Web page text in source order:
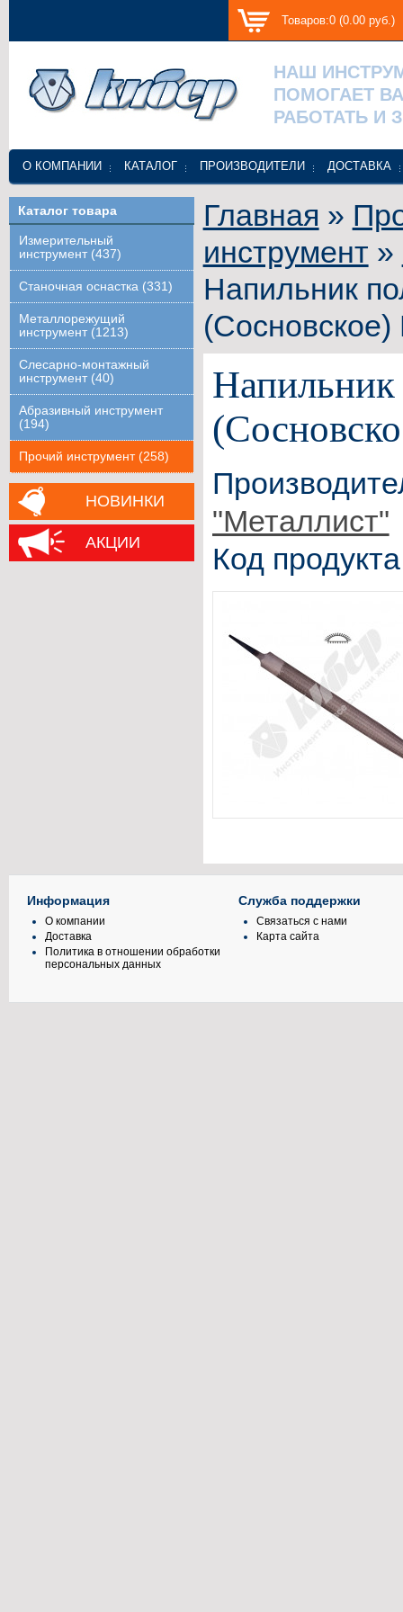
Товаров:0 (0.00 руб.)
НАШ
ПОМОГАЕТ
РАБОТАТЬ И
О КОМПАНИИ КАТАЛОГ ПРОИЗВОДИТЕЛИ ДОСТАВКА
Каталог товара
Измерительный
инструмент (437)
Станочная оснастка (331)
Металлорежущий
инструмент (1213)
Слесарно-монтажный
инструмент (40)
Абразивный инструмент
(194)
Прочий инструмент (258)
НОВИНКИ
АКЦИИ
Главная »
инструмент »
Напильник
"Металлист"
Код
Информация
О компании
Доставка
Политика в отношении обработки
персональных данных
Служба поддержки
Связаться с нами
Карта сайта